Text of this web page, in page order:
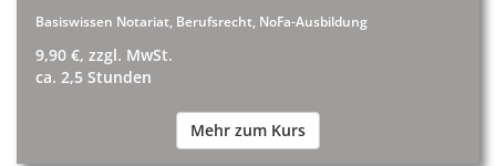
Basiswissen Notariat, Berufsrecht, NoFa-Ausbildung
9,90 €, zzgl. MwSt.
ca. 2,5 Stunden
Mehr zum Kurs